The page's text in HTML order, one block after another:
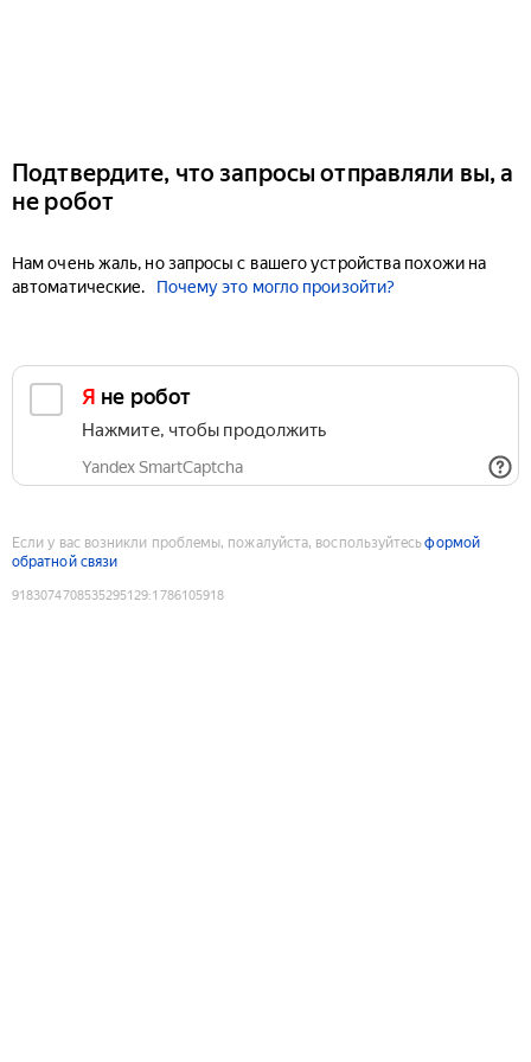
Подтвердите, что запросы отправляли вы, а
не робот
Нам очень жаль, но запросы с вашего устройства похожи на
автоматические.
Почему это могло произойти?
Я не робот
Нажмите, чтобы продолжить
Yandex SmartCaptcha
Если у вас возникли проблемы, пожалуйста, воспользуйтесьформой
обратной связи
9183074708535295129:1786105918